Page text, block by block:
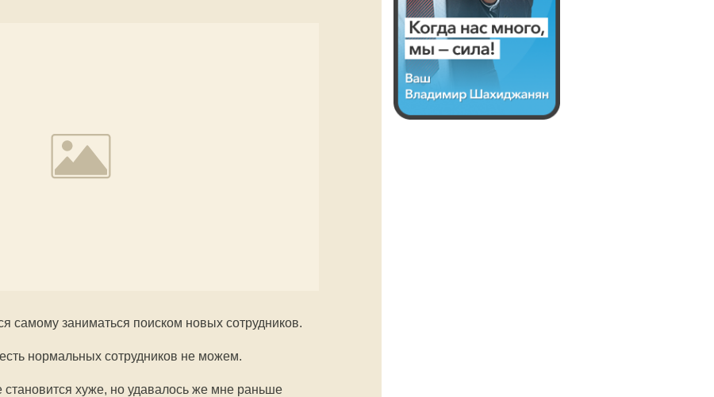
самому заниматься поиском новых сотрудников.
нормальных сотрудников не можем.
становится хуже, но удавалось же мне раньше